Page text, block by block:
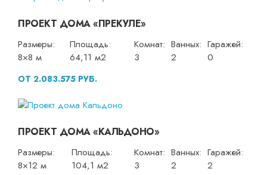
ПРОЕКТ ДОМА «ПРЕКУЛЕ»
Размеры:
8×8 м
Площадь:
64,11 м2
Комнат:
3
Ванных:
2
Гаражей:
0
ОТ 2.083.575 РУБ.
ПРОЕКТ ДОМА «КАЛЬДОНО»
Размеры:
8×12 м
Площадь:
104,1 м2
Комнат:
3
Ванных:
2
Гаражей:
2